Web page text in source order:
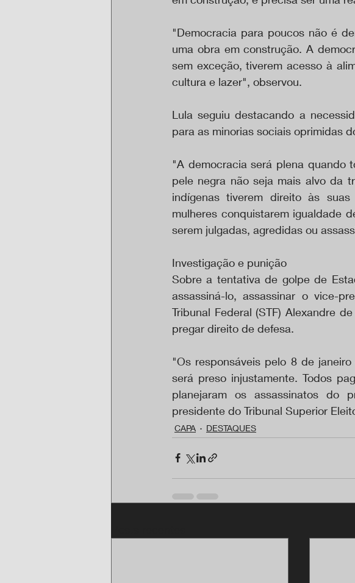
"Democracia para poucos não é
uma obra em construção. A
sem exceção, tiverem acesso à
cultura e lazer", observou.
Lula seguiu destacando a
para as minorias sociais oprimidas
"A democracia será plena quando
pele negra não seja mais alvo da
indígenas tiverem direito às
mulheres conquistarem igualdade
serem julgadas, agredidas ou
Investigação e punição
Sobre a tentativa de golpe de
assassiná-lo, assassinar o vice-
Tribunal Federal (STF) Alexandre
pregar direito de defesa.
"Os responsáveis pelo 8 de
será preso injustamente. Todos
planejaram os assassinatos do
presidente do Tribunal Superior
CAPA DESTAQUES